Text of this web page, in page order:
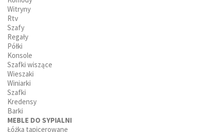
Witryny
Rtv
Szafy
Regały
Półki
Konsole
Szafki wiszące
Wieszaki
Winiarki
Szafki
Kredensy
Barki
MEBLE DO SYPIALNI
Łóżka tapicerowane